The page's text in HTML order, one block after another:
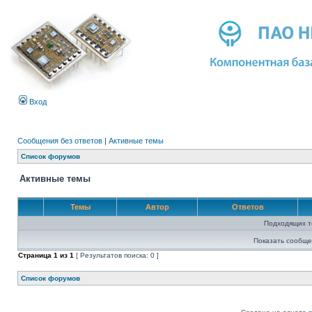
Вход
Сообщения без ответов | Активные темы
Список форумов
Активные темы
Темы Автор Ответов
Подходящих
Показать
Страница 1 из 1 [ Результатов поиска: 0 ]
Список форумов